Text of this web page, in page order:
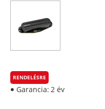
RENDELÉSRE
Garancia: 2 év